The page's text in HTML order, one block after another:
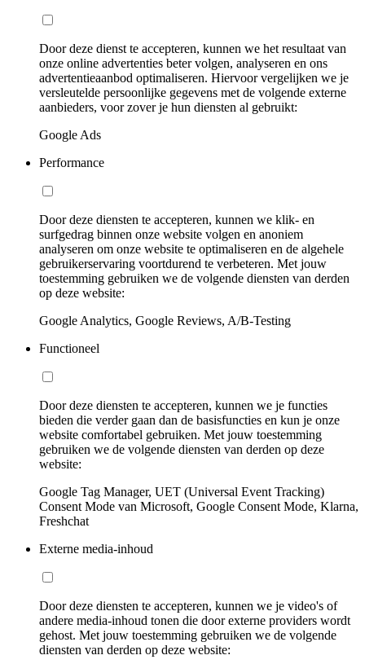
Door deze dienst te accepteren, kunnen we het resultaat van
onze online advertenties beter volgen, analyseren en ons
advertentieaanbod optimaliseren. Hiervoor vergelijken we je
versleutelde persoonlijke gegevens met de volgende externe
aanbieders, voor zover je hun diensten al gebruikt:
Google Ads
Performance
Door deze diensten te accepteren, kunnen we klik- en
surfgedrag binnen onze website volgen en anoniem
analyseren om onze website te optimaliseren en de algehele
gebruikerservaring voortdurend te verbeteren. Met jouw
toestemming gebruiken we de volgende diensten van derden
op deze website:
Google Analytics, Google Reviews, A/B-Testing
Functioneel
Door deze diensten te accepteren, kunnen we je functies
bieden die verder gaan dan de basisfuncties en kun je onze
website comfortabel gebruiken. Met jouw toestemming
gebruiken we de volgende diensten van derden op deze
website:
Google Tag Manager, UET (Universal Event Tracking)
Consent Mode van Microsoft, Google Consent Mode, Klarna,
Freshchat
Externe media-inhoud
Door deze diensten te accepteren, kunnen we je video's of
andere media-inhoud tonen die door externe providers wordt
gehost. Met jouw toestemming gebruiken we de volgende
diensten van derden op deze website: